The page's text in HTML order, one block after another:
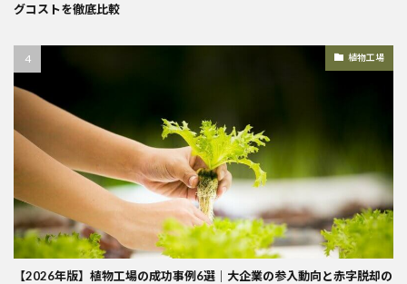
グコストを徹底比較
植物工場
【2026年版】植物工場の成功事例6選｜大企業の参入動向と赤字脱却の